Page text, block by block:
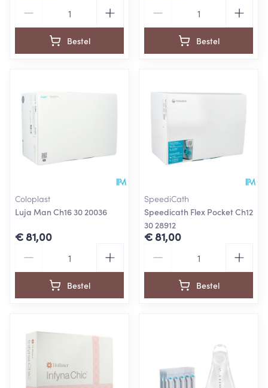
Bestel Bestel
Coloplast
Luja Man Ch16 30 20036
€ 81,00
Bestel
SpeediCath
Speedicath Flex Pocket Ch12
30 28912
€ 81,00
Bestel